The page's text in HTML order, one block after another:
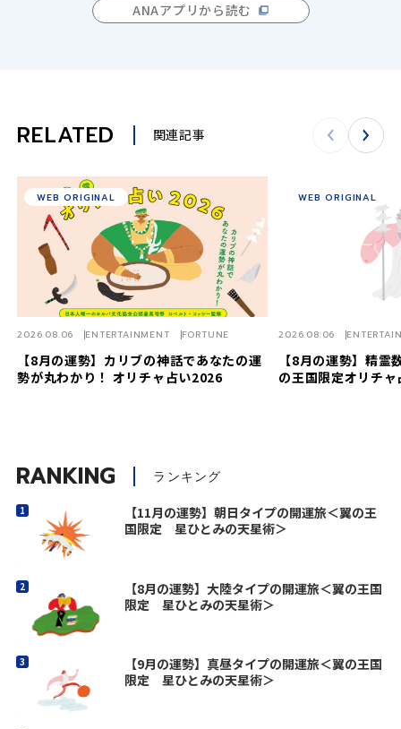
ANAアプリから読む
RELATED 関連記事
【8月の運勢】カリブの神話であなたの運
勢が丸わかり！ オリチャ占い2026
2026.08.06 ENTERTAINMENT FORTUNE
WEB ORIGINAL
【8月の運勢】精霊
の王国限定オリチャ
2026.08.06
WEB ORIGINAL
RANKING ランキング
【11月の運勢】朝日タイプの開運旅＜翼の王
国限定 星ひとみの天星術＞
【8月の運勢】大陸タイプの開運旅＜翼の王国
限定 星ひとみの天星術＞
【9月の運勢】真昼タイプの開運旅＜翼の王国
限定 星ひとみの天星術＞